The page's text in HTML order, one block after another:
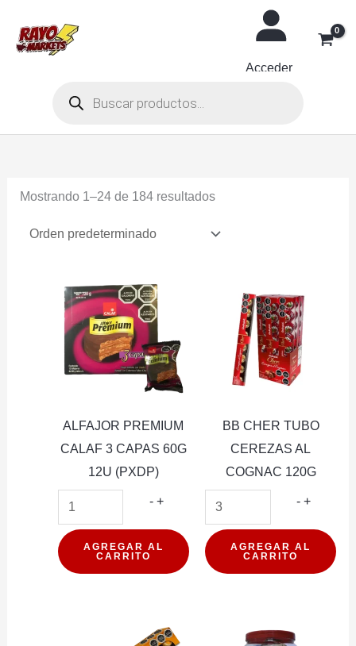
contenido
Acceder
productos
Mostrando 1–24 de 184 resultados
ALFAJOR PREMIUM
CALAF 3 CAPAS 60G
12U (PXDP)
- ALFAJOR
PREMIUM
CALAF
12U
+
AGREGAR AL
CARRITO
BB CHER TUBO
CEREZAS AL
COGNAC 120G
- BB
TUBO
+
AGREGAR AL
CARRITO